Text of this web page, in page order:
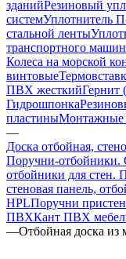
зданийРезиновый
системУплотнитель
стальной ленты
транспортного
Колеса на морской
винтовые
ПВХ жесткийГернит
Гидрошпонка
пластиныМонтажные
—
Доска отбойная,
Поручни-отбойники.
отбойники для
стеновая панель,
HPLПоручни
ПВХКант ПВХ
—Отбойная доска